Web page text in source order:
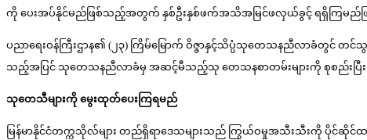
ကို ပေးအပ်နိုင်မည်ဖြစ်သည့်အတွက် နှစ်ဦးနှစ်ဖက်အသိအမြင်ဖလှယ်ခွင့် ရရှိကြမည်ဖြစ်
ပညာရေးဝန်ကြီးဌာန၏ (၂၃) ကြိမ်မြောက် ဝိဇ္ဇာနှင့်သိပ္ပံသုတေသနညီလာခံတွင်
သည့်အပြင် သုတေသနညီလာခံမှ အဆင့်မီသည့်သု တေသနစာတမ်းများကို စုစည်းပြီး
သုတေသီများကို မွေးထုတ်ပေးကြရမည်
မြန်မာနိုင်ငံတက္ကသိုလ်များ တည်ရှိရာဒေသများသည် ကြွယ်ဝမှုအသီးသီးကို ပိုင်ဆိုင်ထ